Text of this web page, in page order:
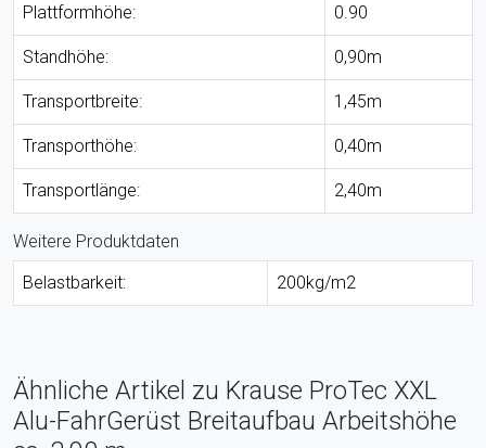
Plattformhöhe: 0.90
Standhöhe: 0,90m
Transportbreite: 1,45m
Transporthöhe: 0,40m
Transportlänge: 2,40m
Weitere Produktdaten
Belastbarkeit:
200kg/m2
Ähnliche Artikel zu Krause ProTec XXL
Alu-FahrGerüst Breitaufbau Arbeitshöhe